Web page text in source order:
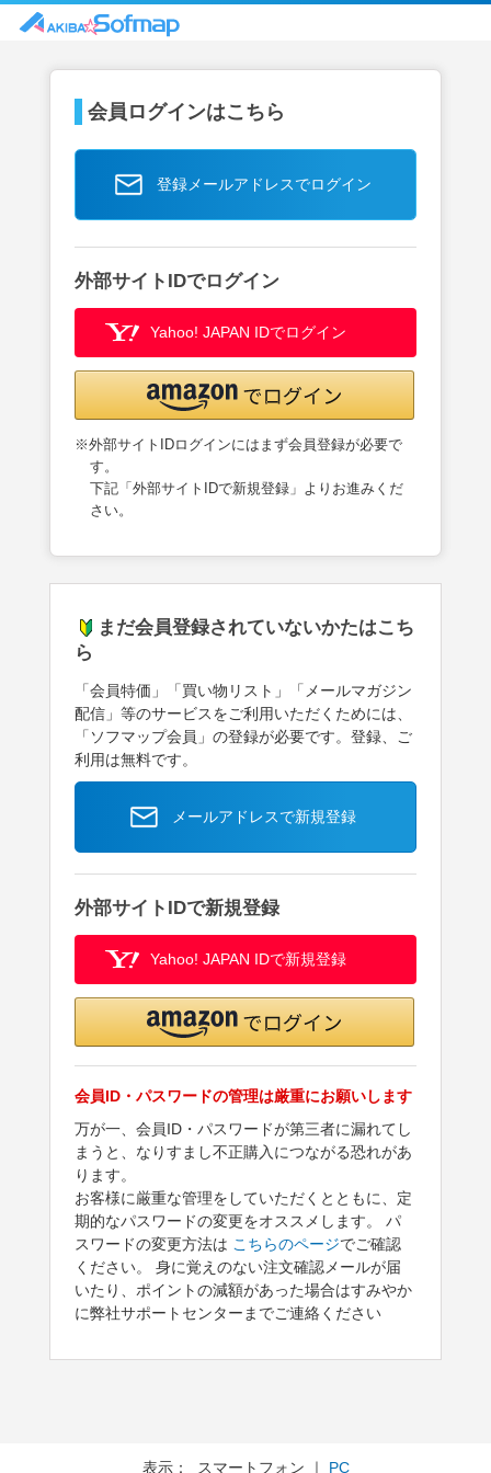
会員ログインはこちら
登録メールアドレスでログイン
外部サイトIDでログイン
Yahoo! JAPAN IDでログイン
※外部サイトIDログインにはまず会員登録が必要で
す。
下記「外部サイトIDで新規登録」よりお進みくだ
さい。
まだ会員登録されていないかたはこち
ら
「会員特価」「買い物リスト」「メールマガジン
配信」等のサービスをご利用いただくためには、
「ソフマップ会員」の登録が必要です。登録、ご
利用は無料です。
メールアドレスで新規登録
外部サイトIDで新規登録
Yahoo! JAPAN IDで新規登録
会員ID・パスワードの管理は厳重にお願いします
万が一、会員ID・パスワードが第三者に漏れてし
まうと、なりすまし不正購入につながる恐れがあ
ります。
お客様に厳重な管理をしていただくとともに、定
期的なパスワードの変更をオススメします。 パ
スワードの変更方法は こちらのページでご確認
ください。 身に覚えのない注文確認メールが届
いたり、ポイントの減額があった場合はすみやか
に弊社サポートセンターまでご連絡ください
表示： スマートフォン ｜ PC